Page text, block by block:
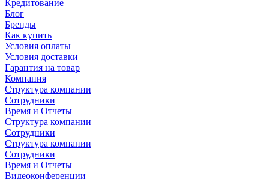
Кредитование
Блог
Бренды
Как купить
Условия оплаты
Условия доставки
Гарантия на товар
Компания
Структура компании
Сотрудники
Время и Отчеты
Структура компании
Сотрудники
Структура компании
Сотрудники
Время и Отчеты
Видеоконференции